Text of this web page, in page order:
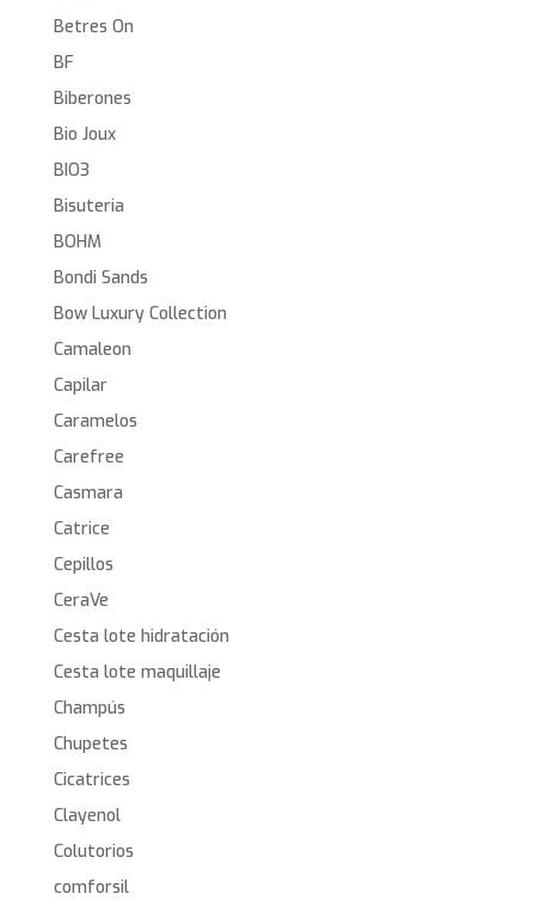
Betres On
BF
Biberones
Bio Joux
BIO3
Bisuteria
BOHM
Bondi Sands
Bow Luxury Collection
Camaleon
Capilar
Caramelos
Carefree
Casmara
Catrice
Cepillos
CeraVe
Cesta lote hidratación
Cesta lote maquillaje
Champús
Chupetes
Cicatrices
Clayenol
Colutorios
comforsil